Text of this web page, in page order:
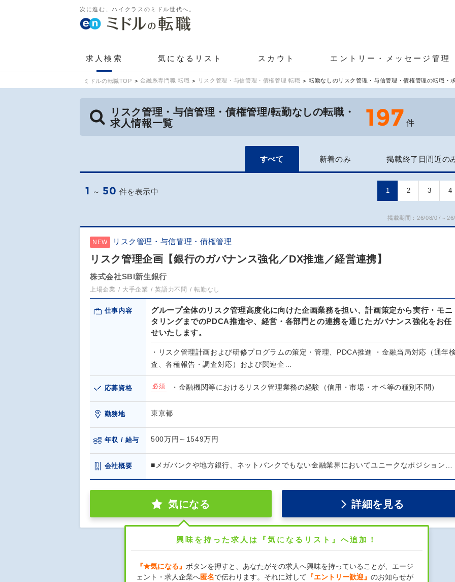
次に進む、ハイクラスのミドル世代へ。
求人検索 気になるリスト スカウト エントリー・メッセージ管理
ミドルの転職TOP 金融系専門職 転職 リスク管理・与信管理・債権管理 転職 転勤なしのリスク管理・与信管理・債権管理の転職・
リスク管理・与信管理・債権管理/転勤なしの転職・
求人情報一覧
197 件
すべて 新着のみ 掲載終了日間近の
1 ～ 50 件を表示中 1 2 3 4
掲載期間：26/08/07～
NEW リスク管理・与信管理・債権管理
リスク管理企画【銀行のガバナンス強化／DX推進／経営連携】
株式会社SBI新生銀行
上場企業 大手企業 英語力不問 転勤なし
仕事内容
グループ全体のリスク管理高度化に向けた企画業務を担い、計画策定から実行・モニ
タリングまでのPDCA推進や、経営・各部門との連携を通じたガバナンス強化をお任
せいたします。
・リスク管理計画および研修プログラムの策定・管理、PDCA推進 ・金融当局対応（通年検
査、各種報告・調査対応）および関連企…
応募資格 必須 ・金融機関等におけるリスク管理業務の経験（信用・市場・オペ等の種別不問）
勤務地 東京都
年収 / 給与 500万円～1549万円
会社概要 ■メガバンクや地方銀行、ネットバンクでもない金融業界においてユニークなポジション…
気になる 詳細を見る
興味を持った求人は『気になるリスト』へ追加！
『★気になる』 ボタンを押すと、あなたがその求人へ興味を持っていることが、エージ
ェント・求人企業へ匿名で伝わります。それに対して 『エントリー歓迎』 のお知らせが